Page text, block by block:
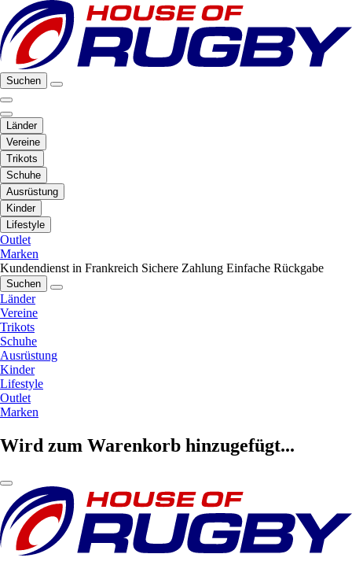
Suchen
Länder
Vereine
Trikots
Schuhe
Ausrüstung
Kinder
Lifestyle
Outlet
Marken
Kundendienst in Frankreich Sichere Zahlung Einfache Rückgabe
Suchen
Länder
Vereine
Trikots
Schuhe
Ausrüstung
Kinder
Lifestyle
Outlet
Marken
Wird zum Warenkorb hinzugefügt...